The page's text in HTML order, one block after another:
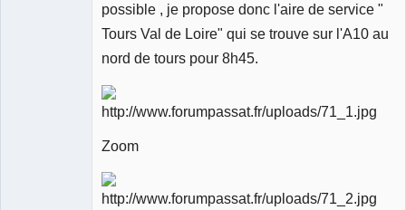
possible , je propose donc l'aire de service "
Tours Val de Loire" qui se trouve sur l'A10 au
nord de tours pour 8h45.
Zoom